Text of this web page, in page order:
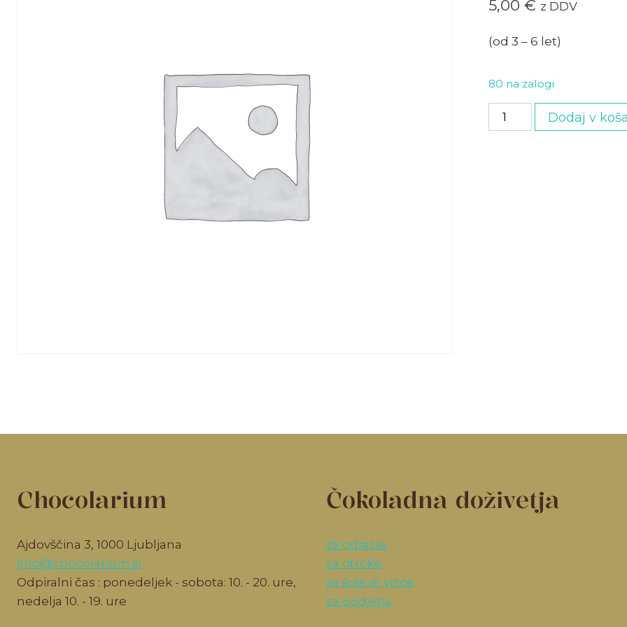
5,00 € z DDV
(od 3 – 6 let)
80 na zalogi
Malček
ogled
Dodaj v
Chocolarium
Ajdovščina 3, 1000 Ljubljana
info@chocolarium.si
Odpiralni čas : ponedeljek - sobota: 10. - 20. ure,
nedelja 10. - 19. ure
Čokoladna doživetja
za odrasle
za otroke
za šole in vrtce
za podjetja